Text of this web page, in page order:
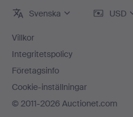
Svenska USD
Villkor
Integritetspolicy
Företagsinfo
Cookie-inställningar
© 2011-2026 Auctionet.com